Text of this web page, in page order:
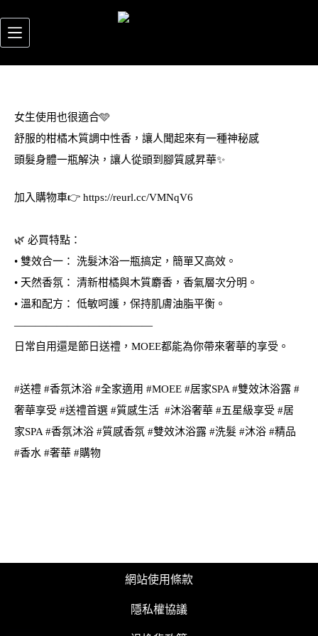
女生使用也很適合🩵
舒服的柑橘木質調中性香，讓人聞起來有一種神秘感
頭髮身體一瓶解決，讓人從頭到腳質感昇華✨
加入購物車👉 https://reurl.cc/VMNqV6
🌿 必買特點：
• 雙效合一： 洗髮沐浴一瓶搞定，簡單又高效。
• 天然香氛： 清新柑橘與木質麝香，香氣層次分明。
• 溫和配方： 低敏呵護，保持肌膚油脂平衡。
—————————————
日常自用還是節日送禮，MOEE都能為你帶來奢華的享受。
#送禮 #香氛沐浴 #全家適用 #MOEE #居家SPA #雙效沐浴露 #
奢華享受 #送禮首選 #質感生活 #沐浴奢華 #五星級享受 #居
家SPA #香氛沐浴 #質感香氛 #雙效沐浴露 #洗髮 #沐浴 #精品
#香水 #奢華 #購物
網站使用條款
隱私權協議